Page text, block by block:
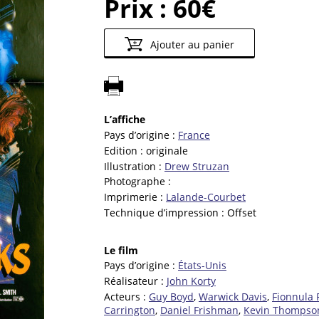
Prix : 60€
Ajouter au panier
L’affiche
Pays d’origine : France
Edition : originale
Illustration : Drew Struzan
Photographe :
Imprimerie : Lalande-Courbet
Technique d’impression : Offset
Le film
Pays d’origine : États-Unis
Réalisateur : John Korty
Acteurs : Guy Boyd, Warwick Davis, Fionnula
Carrington, Daniel Frishman, Kevin